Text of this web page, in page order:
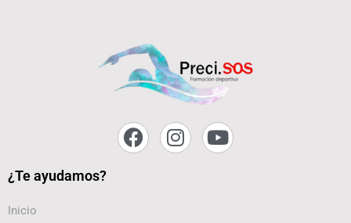
¿Te ayudamos?
Inicio